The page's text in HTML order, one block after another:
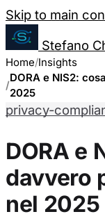
Salta al
Skip to main
Stefano
Home Insights
DORA e NIS2:
2025
privacy-
DORA e
davvero
nel 2025
Gestione
Puoi
Cookie
Sempre
Questi